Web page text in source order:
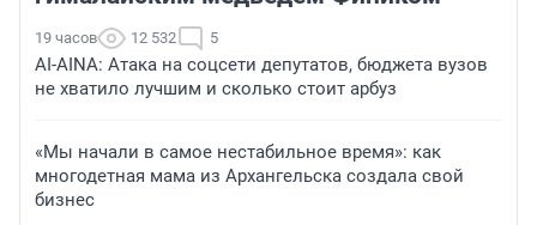
19 часов 12 532 5
AI-AINA: Атака на соцсети депутатов, бюджета вузов
не хватило лучшим и сколько стоит арбуз
«Мы начали в самое нестабильное время»: как
многодетная мама из Архангельска создала свой
бизнес